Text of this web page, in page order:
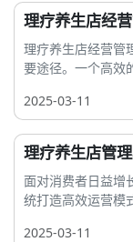
理疗养生店经
理疗养生店经营管
要途径。一个高效
2025-03-11
理疗养生店管
面对消费者日益增
统打造高效运营模
2025-03-11